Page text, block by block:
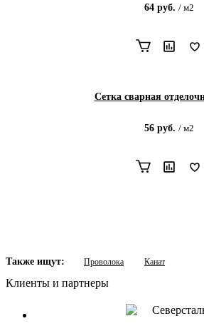
64 руб. / м2
Сетка сварная
56 руб. / м2
Также ищут: Проволока Канат
Клиенты и партнеры